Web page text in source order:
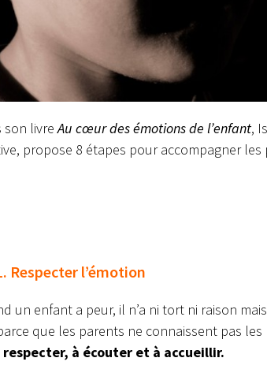
son livreAu cœur des émotions de l’enfant,
propose 8 étapes pour accompagner les
Respecter l’émotion
un enfant a peur, il n’a ni tort ni raison
que les parents ne connaissent pas
respecter, à écouter et à accueillir.